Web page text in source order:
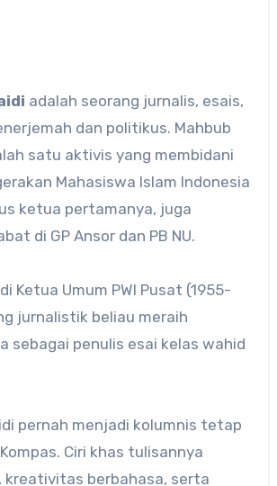
adalah seorang jurnalis, esais,
dan politikus. Mahbub
satu aktivis yang membidani
Mahasiswa Islam Indonesia
ketua pertamanya, juga
di GP Ansor dan PB NU.
Ketua Umum PWI Pusat (1955-
jurnalistik beliau meraih
sebagai penulis esai kelas wahid
pernah menjadi kolumnis tetap
Ciri khas tulisannya
kreativitas berbahasa, serta